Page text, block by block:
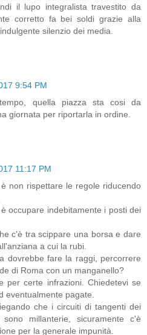
il lupo integralista travestito da
corretto fa bei soldi grazie alla
silenzio dei media.
9:54 PM
quella piazza sta cosi da
giornata per riportarla in ordine.
11:17 PM
non rispettare le regole riducendo
occupare indebitamente i posti dei
c'è tra scippare una borsa e dare
a cui la rubi.
dovrebbe fare la raggi, percorrere
di Roma con un manganello?
per certe infrazioni. Chiedetevi se
eventualmente pagate.
che i circuiti di tangenti dei
millanterie, sicuramente c'è
per la generale impunità.